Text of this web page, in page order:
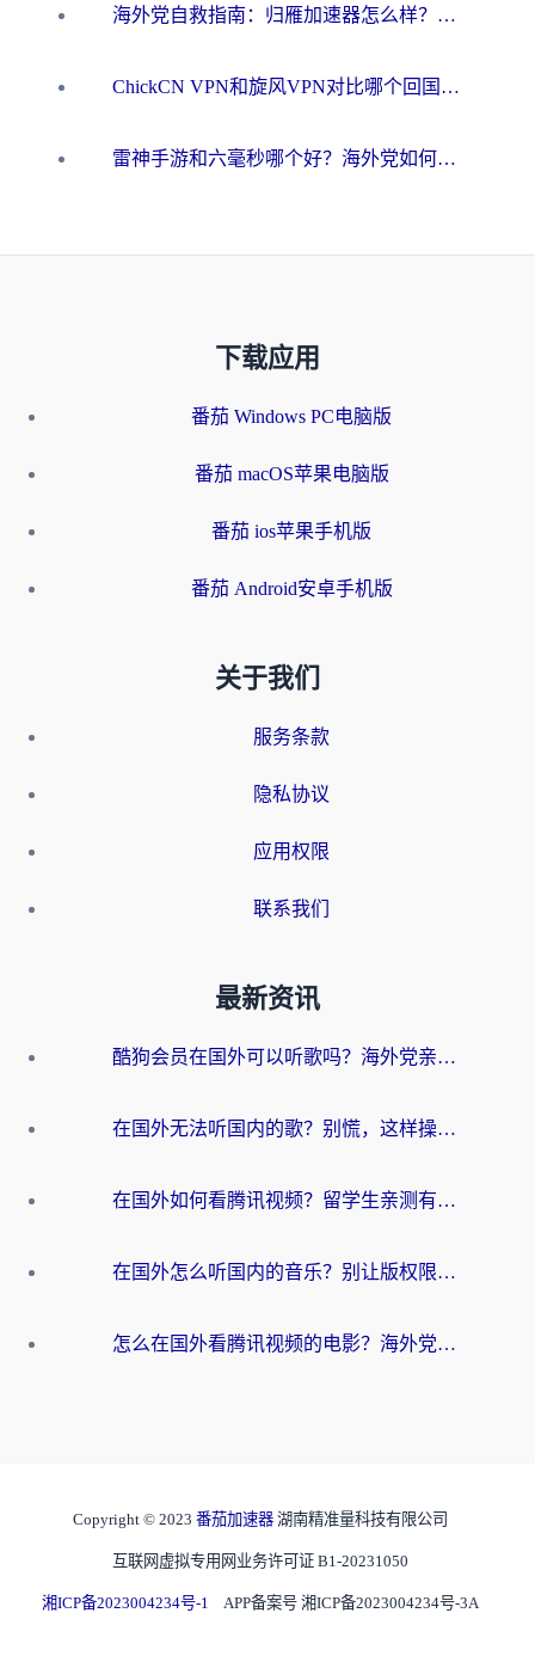
海外党自救指南：归雁加速器怎么样？教你避开坑实现国内资源无缝访问
ChickCN VPN和旋风VPN对比哪个回国效果更好？海外用户的选择困境与出路
雷神手游和六毫秒哪个好？海外党如何真正解锁国内资源
下载应用
番茄 Windows PC电脑版
番茄 macOS苹果电脑版
番茄 ios苹果手机版
番茄 Android安卓手机版
关于我们
服务条款
隐私协议
应用权限
联系我们
最新资讯
酷狗会员在国外可以听歌吗？海外党亲测有效：3步解决音乐权限难题
在国外无法听国内的歌？别慌，这样操作就能畅听QQ音乐（附亲测加速器推荐）
在国外如何看腾讯视频？留学生亲测有效的回国加速方案
在国外怎么听国内的音乐？别让版权限制断了你的华语歌单
怎么在国外看腾讯视频的电影？海外党亲测有效的回国加速指南
Copyright © 2023 番茄加速器 湖南精准量科技有限公司
互联网虚拟专用网业务许可证 B1-20231050
湘ICP备2023004234号-1 APP备案号 湘ICP备2023004234号-3A